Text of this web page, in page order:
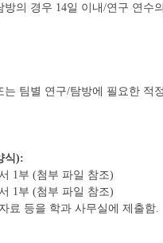
방의 경우 14일 이내/연구 연수
는 팀별 연구/탐방에 필요한 적
식):
1부 (첨부 파일 참조)
1부 (첨부 파일 참조)
료 등을 학과 사무실에 제출함.